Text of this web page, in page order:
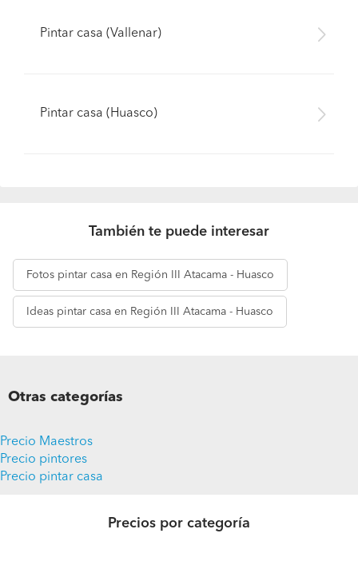
Pintar casa (Vallenar)
Pintar casa (Huasco)
También te puede interesar
Fotos pintar casa en Región III Atacama - Huasco
Ideas pintar casa en Región III Atacama - Huasco
Otras categorías
Precio Maestros
Precio pintores
Precio pintar casa
Precios por categoría